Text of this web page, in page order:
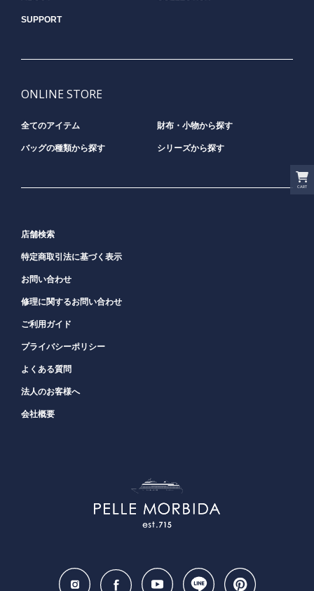
CART
SUPPORT
ONLINE STORE
全てのアイテム 財布・小物から探す
バッグの種類から探す シリーズから探す
店舗検索
特定商取引法に基づく表示
お問い合わせ
修理に関するお問い合わせ
ご利用ガイド
プライバシーポリシー
よくある質問
法人のお客様へ
会社概要